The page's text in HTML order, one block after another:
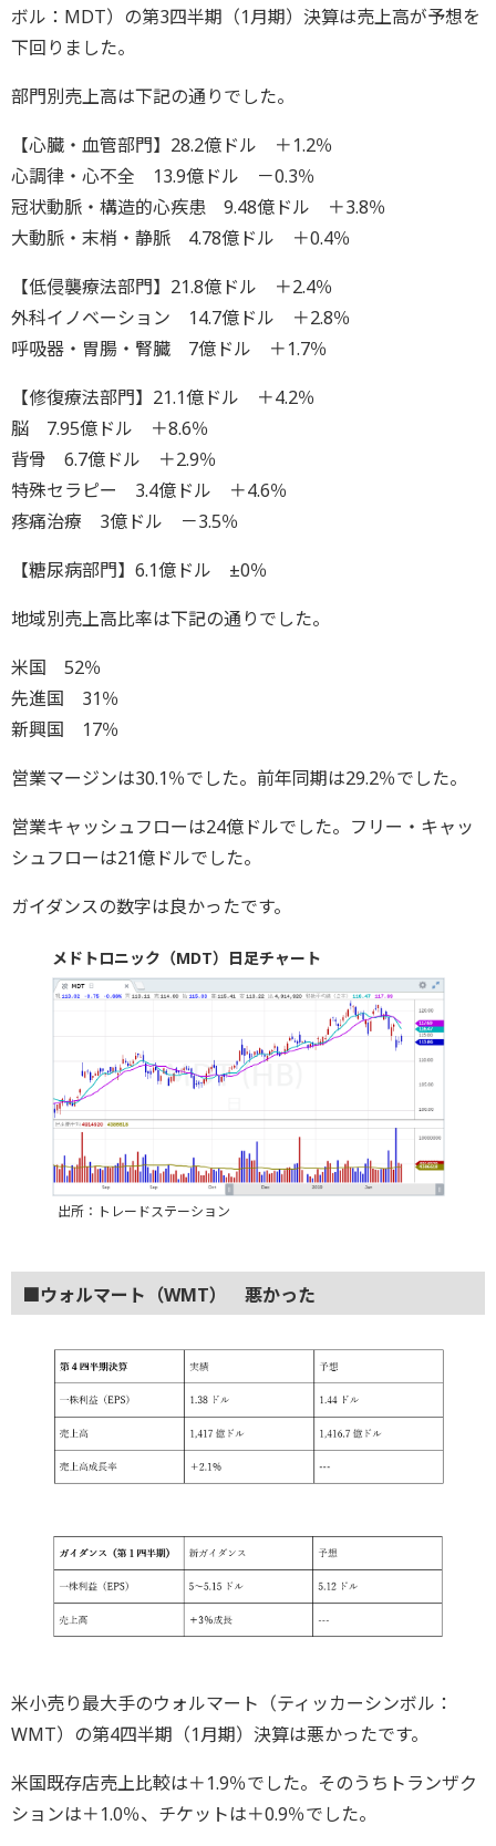
ボル：MDT）の第3四半期（1月期）決算は売上高が予想を
下回りました。
部門別売上高は下記の通りでした。
【心臓・血管部門】28.2億ドル ＋1.2％
心調律・心不全 13.9億ドル －0.3％
冠状動脈・構造的心疾患 9.48億ドル ＋3.8％
大動脈・末梢・静脈 4.78億ドル ＋0.4％
【低侵襲療法部門】21.8億ドル ＋2.4％
外科イノベーション 14.7億ドル ＋2.8％
呼吸器・胃腸・腎臓 7億ドル ＋1.7％
【修復療法部門】21.1億ドル ＋4.2％
脳 7.95億ドル ＋8.6％
背骨 6.7億ドル ＋2.9％
特殊セラピー 3.4億ドル ＋4.6％
疼痛治療 3億ドル －3.5％
【糖尿病部門】6.1億ドル ±0％
地域別売上高比率は下記の通りでした。
米国 52％
先進国 31％
新興国 17％
営業マージンは30.1％でした。前年同期は29.2％でした。
営業キャッシュフローは24億ドルでした。フリー・キャッ
シュフローは21億ドルでした。
ガイダンスの数字は良かったです。
メドトロニック（MDT）日足チャート
出所：トレードステーション
■ウォルマート（WMT） 悪かった
米小売り最大手のウォルマート（ティッカーシンボル：
WMT）の第4四半期（1月期）決算は悪かったです。
米国既存店売上比較は＋1.9％でした。そのうちトランザク
ションは＋1.0％、チケットは＋0.9％でした。